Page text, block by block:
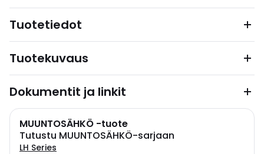
Tuotetiedot
Tuotekuvaus
Dokumentit ja linkit
MUUNTOSÄHKÖ -tuote
Tutustu MUUNTOSÄHKÖ-sarjaan
LH Series